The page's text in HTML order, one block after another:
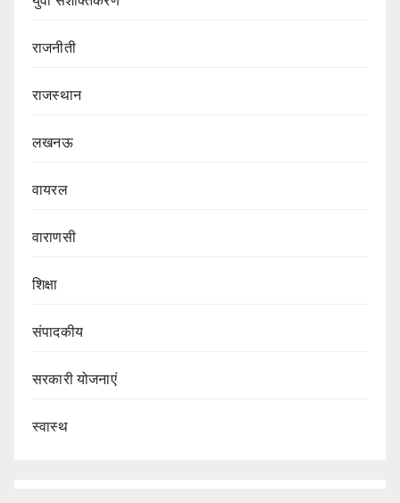
राजनीती
राजस्थान
लखनऊ
वायरल
वाराणसी
शिक्षा
संपादकीय
सरकारी योजनाएं
स्वास्थ